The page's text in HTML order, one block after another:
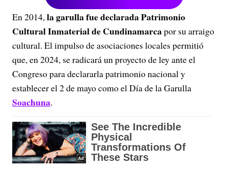
En 2014,la garulla fue declaradaPatrimonio
Cultural Inmaterial de Cundinamarcapor su arraigo
cultural. El impulso de asociaciones locales permitió
que, en 2024, se radicará unproyecto de ley ante el
Congresopara declararla patrimonio nacional y
establecer el 2 de mayo como el Día de la Garulla
Soachuna.